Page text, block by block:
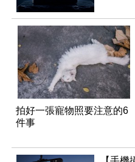
拍好一張寵物照要注意的6
件事